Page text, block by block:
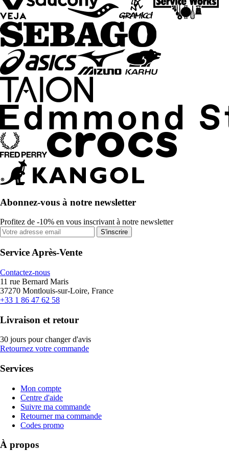
Abonnez-vous à notre newsletter
Profitez de -10% en vous inscrivant à notre newsletter
S'inscrire
Service Après-Vente
Contactez-nous
11 rue Bernard Maris
37270 Montlouis-sur-Loire, France
+33 1 86 47 62 58
Livraison et retour
30 jours pour changer d'avis
Retournez votre commande
Services
Mon compte
Centre d'aide
Suivre ma commande
Retourner ma commande
Codes promo
À propos